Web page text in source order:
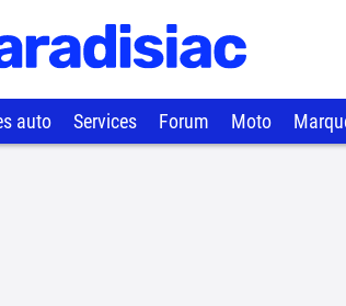
auto Services Forum Moto